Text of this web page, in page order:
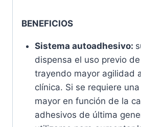
BENEFICIOS
Sistema autoadhesivo:
dispensa el uso previo
trayendo mayor agilidad
clínica. Si se requiere
mayor en función de la
adhesivos de última